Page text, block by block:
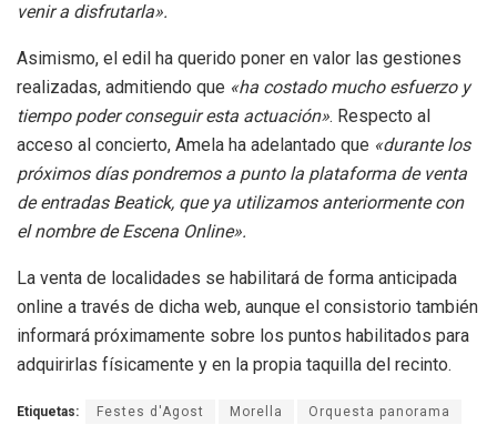
venir a disfrutarla».
Asimismo, el edil ha querido poner en valor las gestiones
realizadas, admitiendo que «ha costado mucho esfuerzo y
tiempo poder conseguir esta actuación». Respecto al
acceso al concierto, Amela ha adelantado que «durante los
próximos días pondremos a punto la plataforma de venta
de entradas Beatick, que ya utilizamos anteriormente con
el nombre deEscena Online».
La venta de localidades se habilitará de forma anticipada
online a través de dicha web, aunque el consistorio también
informará próximamente sobre los puntos habilitados para
adquirirlas físicamente y en la propia taquilla del recinto.
Etiquetas: Festes d'Agost Morella Orquesta panorama